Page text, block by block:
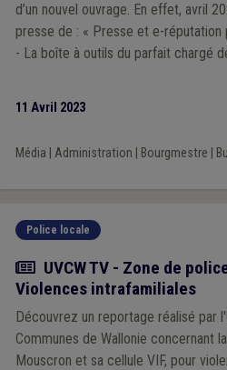
d’un nouvel ouvrage. En effet, avril 2023 marque la sortie de
presse de : « Presse et e-réputation
- La boîte à outils du parfait chargé
11 Avril 2023
Média Administration Bourgmestre
Police locale
Actualité
UVCW TV - Zone de
Violences intrafamiliales
Découvrez un reportage réalisé par
Communes de Wallonie concernant
Mouscron et sa cellule VIF, pour